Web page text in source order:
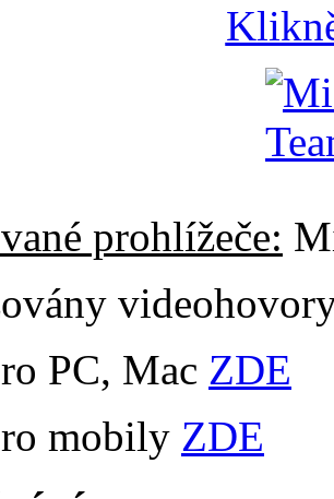
prohlížeče:
PC, Mac ZDE
mobily ZDE